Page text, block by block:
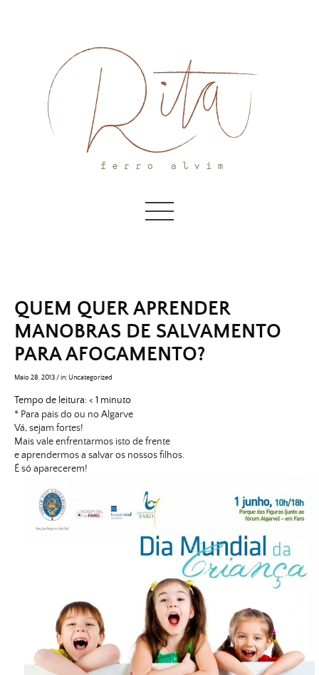
QUEM QUER APRENDER
MANOBRAS DE SALVAMENTO
PARA AFOGAMENTO?
Maio 28, 2013/in: Uncategorized
Tempo de leitura:< 1 minuto
* Para pais do ou no Algarve
Vá, sejam fortes!
Mais vale enfrentarmos isto de frente
e aprendermos a salvar os nossos filhos.
É só aparecerem!